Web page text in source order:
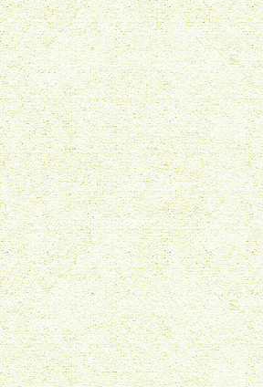
ミニ観葉植物
バンダ